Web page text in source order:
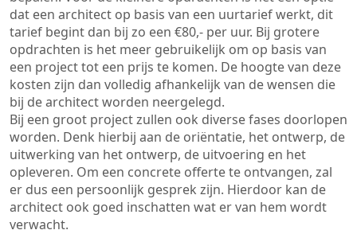
dat een architect op basis van een uurtarief werkt, dit
tarief begint dan bij zo een €80,- per uur. Bij grotere
opdrachten is het meer gebruikelijk om op basis van
een project tot een prijs te komen. De hoogte van deze
kosten zijn dan volledig afhankelijk van de wensen die
bij de architect worden neergelegd.
Bij een groot project zullen ook diverse fases doorlopen
worden. Denk hierbij aan de oriëntatie, het ontwerp, de
uitwerking van het ontwerp, de uitvoering en het
opleveren. Om een concrete offerte te ontvangen, zal
er dus een persoonlijk gesprek zijn. Hierdoor kan de
architect ook goed inschatten wat er van hem wordt
verwacht.